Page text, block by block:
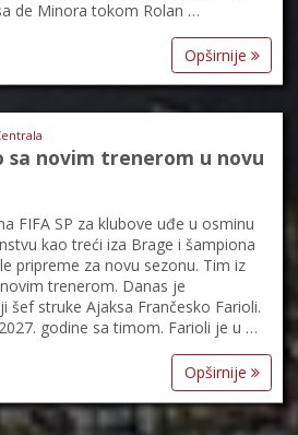
de Minora tokom Rolan …
Opširnije
sa novim trenerom u novu
FIFA SP za klubove uđe u osminu
kao treći iza Brage i šampiona
pripreme za novu sezonu. Tim iz
trenerom. Danas je
šef struke Ajaksa Frančesko Farioli.
godine sa timom. Farioli je u …
Opširnije